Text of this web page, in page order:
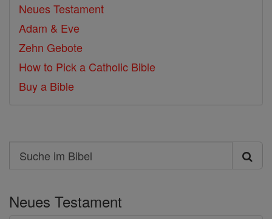
Neues Testament
Adam & Eve
Zehn Gebote
How to Pick a Catholic Bible
Buy a Bible
Search
Suche
Bibel
Neues Testament